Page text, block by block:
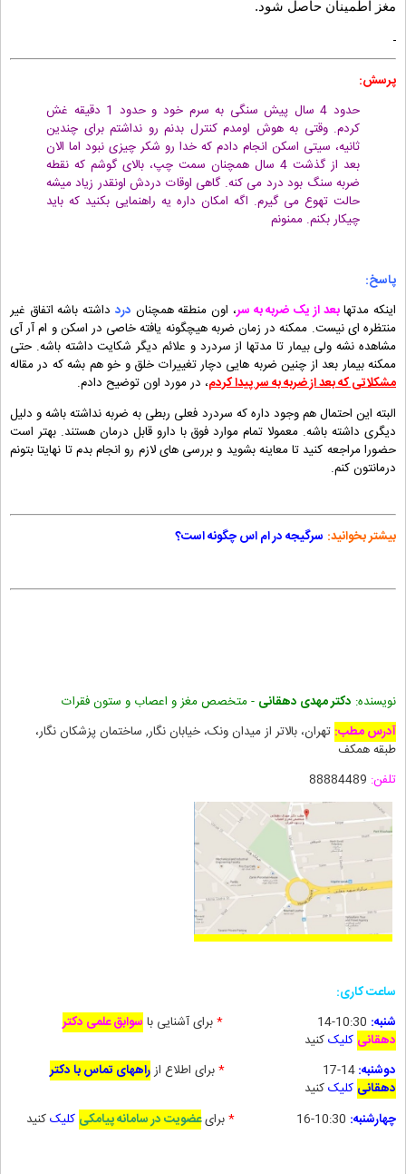
مغز اطمینان حاصل شود.
پرسش:
حدود 4 سال پیش سنگی به سرم خود و حدود 1 دقیقه غش
کردم. وقتی به هوش اومدم کنترل بدنم رو نداشتم برای چندین
ثانیه، سیتی اسکن انجام دادم که خدا رو شکر چیزی نبود اما الان
بعد از گذشت 4 سال همچنان سمت چپ، بالای گوشم که نقطه
ضربه سنگ بود درد می کنه. گاهی اوقات دردش اونقدر زیاد میشه
حالت تهوع می گیرم. اگه امکان داره یه راهنمایی بکنید که باید
چیکار بکنم. ممنونم
پاسخ:
اینکه مدتهابعد از یک ضربه به سر، اون منطقه همچنان درد داشته باشه اتفاق غیر
منتظره ای نیست. ممکنه در زمان ضربه هیچگونه یافته خاصی در اسکن و ام آر آی
مشاهده نشه ولی بیمار تا مدتها از سردرد و علائم دیگر شکایت داشته باشه. حتی
ممکنه بیمار بعد از چنین ضربه هایی دچار تغییرات خلق و خو هم بشه که در مقاله
مشکلاتی که بعد از ضربه به سر پیدا کردم، در مورد اون توضیح دادم.
البته این احتمال هم وجود داره که سردرد فعلی ربطی به ضربه نداشته باشه و دلیل
دیگری داشته باشه. معمولا تمام موارد فوق با دارو قابل درمان هستند. بهتر است
حضورا مراجعه کنید تا معاینه بشوید و بررسی های لازم رو انجام بدم تا نهایتا بتونم
درمانتون کنم.
بیشتر بخوانید: سرگیجه در ام اس چگونه است؟
نویسنده: دکتر مهدی دهقانی - متخصص مغز و اعصاب و ستون فقرات
آدرس مطب: تهران، بالاتر از میدان ونک، خیابان نگار, ساختمان پزشکان نگار،
طبقه همکف
تلفن:
ساعت کاری:
شنبه:
*برای آشنایی با سوابق علمی دکتر
دهقانی کلیککنید
دوشنبه:14-17
*برای اطلاع ازراههای تماس با دکتر
دهقانی کلیککنید
چهارشنبه:
*برایعضویت در سامانه پیامکی کلیککنید